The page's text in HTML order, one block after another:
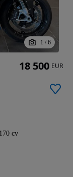
1 / 6
170 cv
18 500 EUR